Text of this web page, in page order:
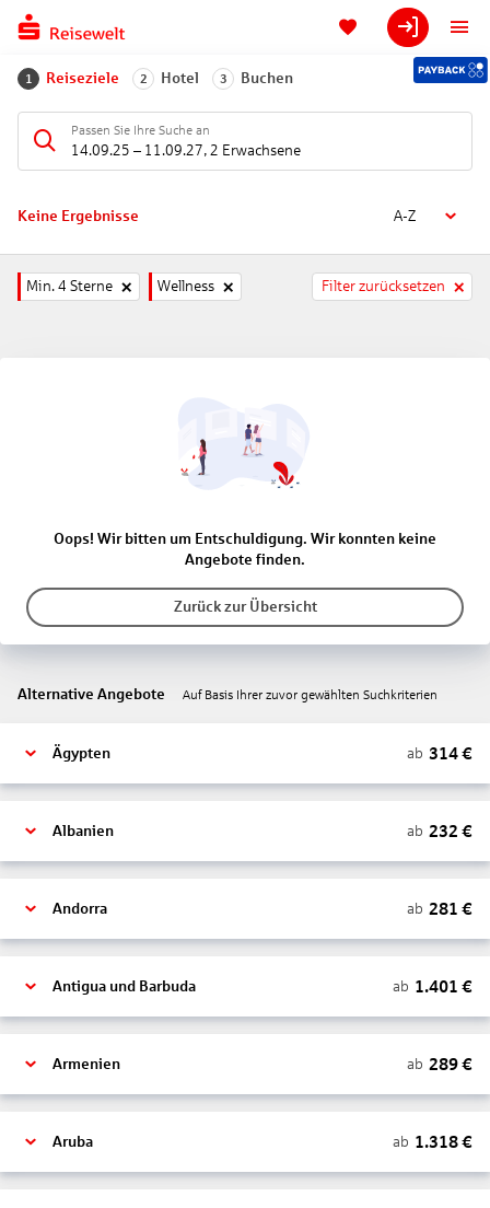
1 Reiseziele 2 Hotel 3 Buchen
Passen Sie Ihre Suche an
14.09.25 – 11.09.27, 2 Erwachsene
Keine Ergebnisse A-Z
Min. 4 Sterne Wellness Filter zurücksetzen
Oops! Wir bitten um Entschuldigung. Wir konnten keine
Angebote finden.
Zurück zur Übersicht
Alternative Angebote Auf Basis Ihrer zuvor gewählten Suchkriterien
Ägypten ab 314€
Albanien ab 232 €
Andorra ab 281 €
Antigua und Barbuda ab 1.401 €
Armenien ab 289€
Aruba ab 1.318€